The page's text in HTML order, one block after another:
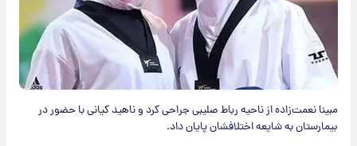
مبینا نعمت‌زاده از ناحیه رباط صلیبی جراحی کرد و ناهید کیانی با حضور در
بیمارستان به شایعه اختلافشان پایان داد.